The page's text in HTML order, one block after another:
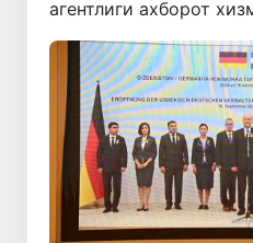
агентлиги ахборот